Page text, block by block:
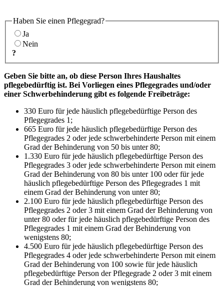
Haben Sie einen Pflegegrad?
Ja
Nein
?
Geben Sie bitte an, ob diese Person Ihres Haushaltes
pflegebedürftig ist. Bei Vorliegen eines Pflegegrades und/oder
einer Schwerbehinderung gibt es folgende Freibeträge:
330 Euro für jede häuslich pflegebedürftige Person des
Pflegegrades 1;
665 Euro für jede häuslich pflegebedürftige Person des
Pflegegrades 2 oder jede schwerbehinderte Person mit einem
Grad der Behinderung von 50 bis unter 80;
1.330 Euro für jede häuslich pflegebedürftige Person des
Pflegegrades 3 oder jede schwerbehinderte Person mit einem
Grad der Behinderung von 80 bis unter 100 oder für jede
häuslich pflegebedürftige Person des Pflegegrades 1 mit
einem Grad der Behinderung von unter 80;
2.100 Euro für jede häuslich pflegebedürftige Person des
Pflegegrades 2 oder 3 mit einem Grad der Behinderung von
unter 80 oder für jede häuslich pflegebedürftige Person des
Pflegegrades 1 mit einem Grad der Behinderung von
wenigstens 80;
4.500 Euro für jede häuslich pflegebedürftige Person des
Pflegegrades 4 oder jede schwerbehinderte Person mit einem
Grad der Behinderung von 100 sowie für jede häuslich
pflegebedürftige Person der Pflegegrade 2 oder 3 mit einem
Grad der Behinderung von wenigstens 80;